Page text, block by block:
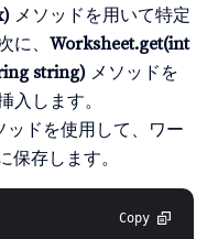
メソッドを用いて特定
に、Worksheet.get(int
string) メソッドを
入します。
ッドを使用して、ワー
保存します。
Copy